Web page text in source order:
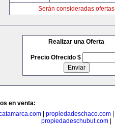
Serán consideradas ofertas
Realizar una Oferta
Precio Ofrecido $
en venta:
propiedadeschaco.com
propiedadeschubut.com